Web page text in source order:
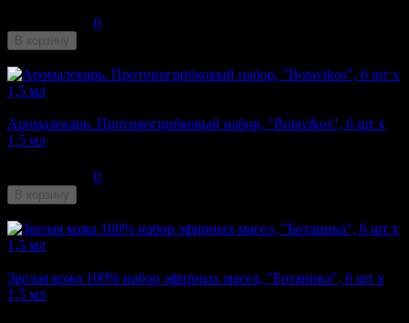
0
В корзину
Аромалекарь. Противогрибковый набор, "Botavikos", 6 шт x
1,5 мл
0
В корзину
Зрелая кожа 100% набор эфирных масел, "Ботаника", 6 шт x
1,5 мл